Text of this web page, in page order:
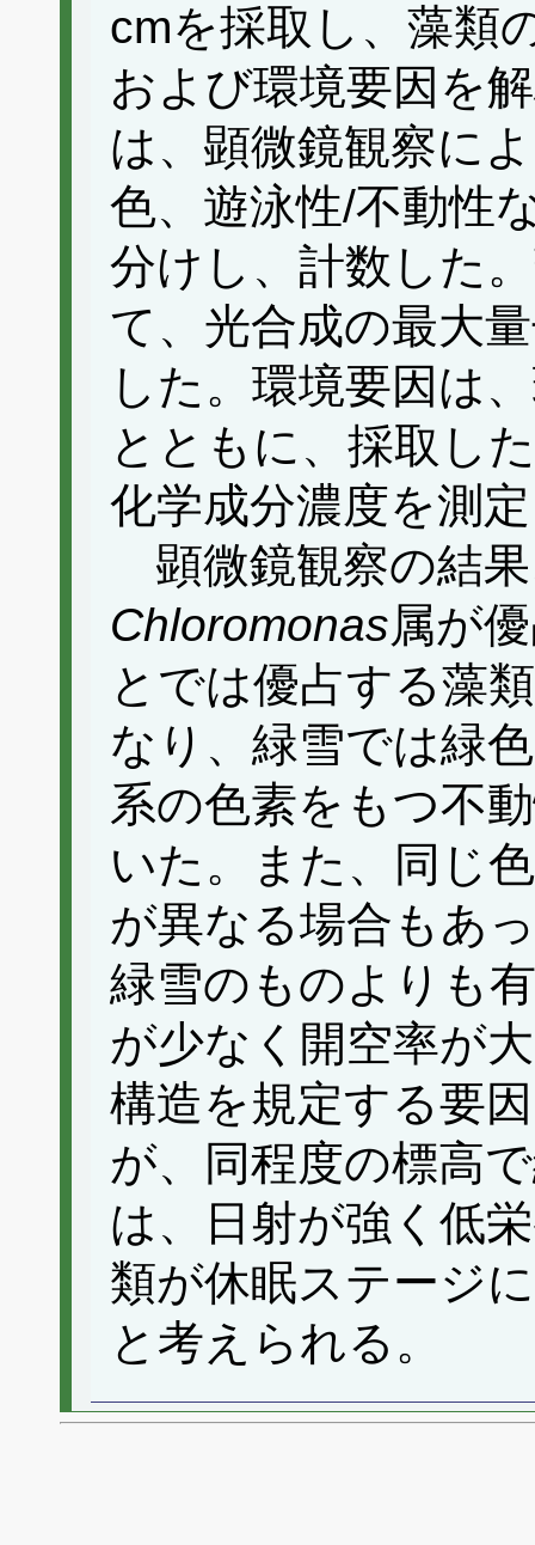
cmを採取し、藻類
および環境要因を
は、顕微鏡観察に
色、遊泳性/不動性
分けし、計数した
て、光合成の最大
した。環境要因は
とともに、採取し
化学成分濃度を測
顕微鏡観察の結
Chloromonas属が
とでは優占する藻
なり、緑雪では緑
系の色素をもつ不
いた。また、同じ
が異なる場合もあ
緑雪のものよりも
が少なく開空率が
構造を規定する要
が、同程度の標高
は、日射が強く低
類が休眠ステージ
と考えられる。